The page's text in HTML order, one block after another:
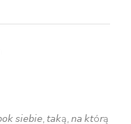
𝘴𝘪𝘦𝘣𝘪𝘦, 𝘵𝘢𝘬ą, 𝘯𝘢 𝘬𝘵ó𝘳ą